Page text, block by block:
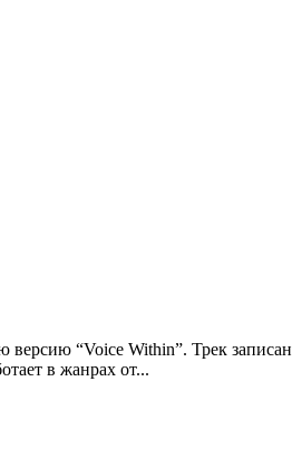
версию “Voice Within”. Трек
в жанрах от...